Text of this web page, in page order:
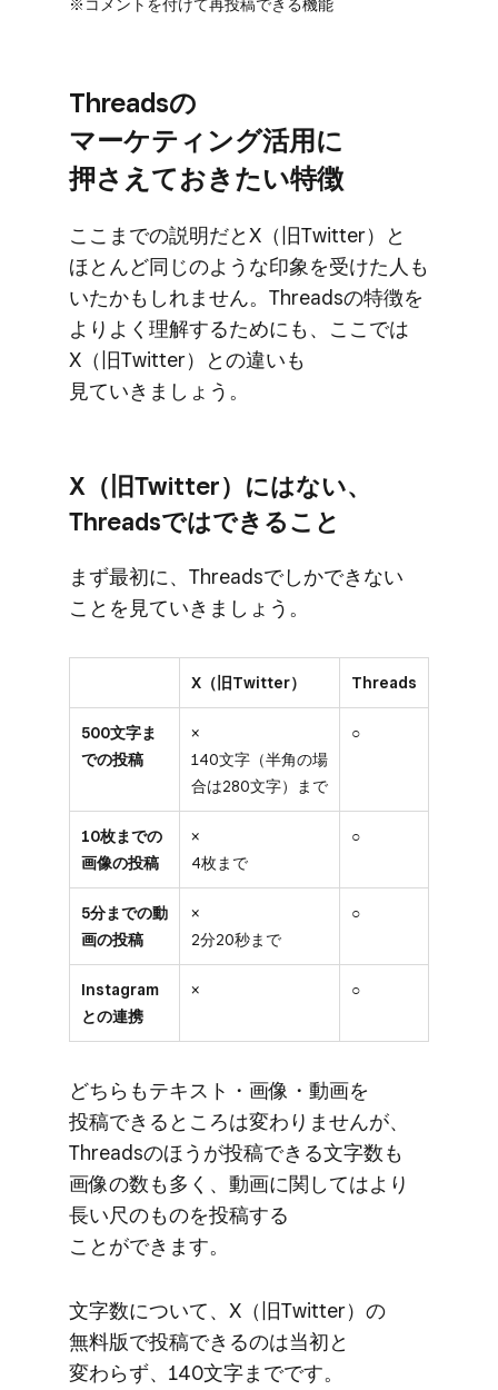
※コメントを​付けて​再投稿できる​機能
Threadsの​
マーケティング活用に​
押さえて​おきたい​特徴
ここまでの​説明だと​X​（旧Twitter）と​
ほとんど​同じのような​印象を​受けた​人も​
いたかもしれません。​Threadsの​特徴を​
より​よく​理解する​ためにも、​ここでは​
X（旧Twitter）との​違いも​
見ていきましょう。
X​（旧Twitter）には​ない、​
Threadsでは​できる​こと
まず​最初に、​Threadsでしかできない​
ことを​見ていきましょう。
X（旧Twitter） Threads
500文字ま
での投稿
×
140文字（半角の場
合は280文字）まで
○
10枚までの
画像の投稿
×
4枚まで
○
5分までの動
画の投稿
×
2分20秒まで
○
Instagram
との連携
× ○
どちらも​テキスト・画像・動画を​
投稿できる​ところは​変わりませんが、​
Threadsの​ほうが​投稿できる​文字数も​
画像の​数も​多く、​動画に​関しては​より​
長い尺の​ものを​投稿する​
ことができます。
文字数に​ついて、​X（旧Twitter）の​
無料版で​投稿できるのは​当初と​
変わらず、​140文字までです。​